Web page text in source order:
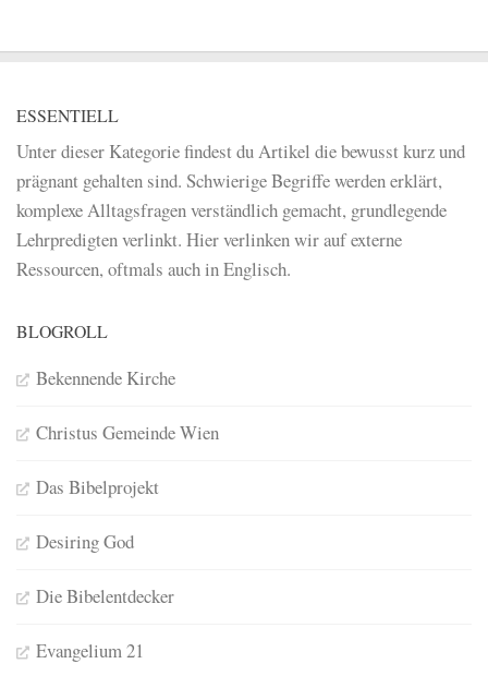
ESSENTIELL
Unter dieser Kategorie findest du Artikel die bewusst kurz und
prägnant gehalten sind. Schwierige Begriffe werden erklärt,
komplexe Alltagsfragen verständlich gemacht, grundlegende
Lehrpredigten verlinkt. Hier verlinken wir auf externe
Ressourcen, oftmals auch in Englisch.
BLOGROLL
Bekennende Kirche
Christus Gemeinde Wien
Das Bibelprojekt
Desiring God
Die Bibelentdecker
Evangelium 21